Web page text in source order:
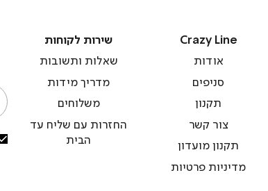
Crazy
Crazy Line
אודות
סניפים
תקנון
צור קשר
תקנון מועדון
מדיניות פרטיות
שירות
שירות לקוחות
שאלות ותשובות
מדריך מידות
משלוחים
החזרות עם שליח עד
הבית